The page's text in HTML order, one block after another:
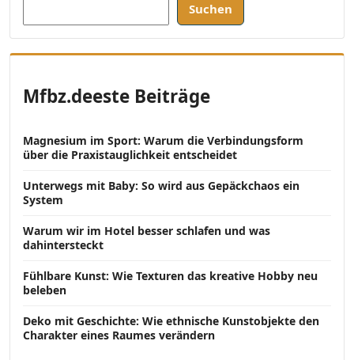
Suchen
Mfbz.deeste Beiträge
Magnesium im Sport: Warum die Verbindungsform
über die Praxistauglichkeit entscheidet
Unterwegs mit Baby: So wird aus Gepäckchaos ein
System
Warum wir im Hotel besser schlafen und was
dahintersteckt
Fühlbare Kunst: Wie Texturen das kreative Hobby neu
beleben
Deko mit Geschichte: Wie ethnische Kunstobjekte den
Charakter eines Raumes verändern